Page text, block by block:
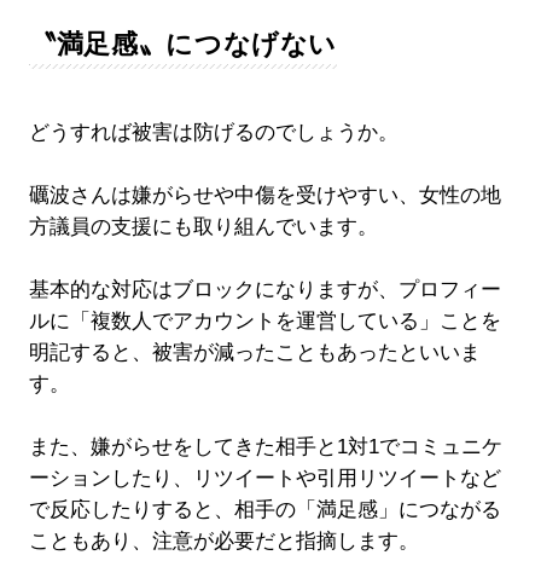
〝満足感〟につなげない
どうすれば被害は防げるのでしょうか。
礪波さんは嫌がらせや中傷を受けやすい、女性の地
方議員の支援にも取り組んでいます。
基本的な対応はブロックになりますが、プロフィー
ルに「複数人でアカウントを運営している」ことを
明記すると、被害が減ったこともあったといいま
す。
また、嫌がらせをしてきた相手と1対1でコミュニケ
ーションしたり、リツイートや引用リツイートなど
で反応したりすると、相手の「満足感」につながる
こともあり、注意が必要だと指摘します。